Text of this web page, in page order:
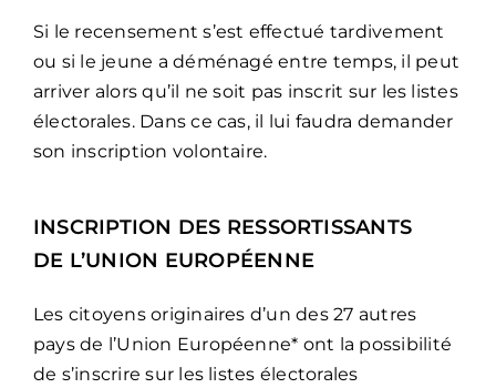
Si le recensement s’est effectué tardivement
ou si le jeune a déménagé entre temps, il peut
arriver alors qu’il ne soit pas inscrit sur les listes
électorales. Dans ce cas, il lui faudra demander
son inscription volontaire.
INSCRIPTION DES RESSORTISSANTS
DE L’UNION EUROPÉENNE
Les citoyens originaires d’un des 27 autres
pays de l’Union Européenne* ont la possibilité
de s’inscrire sur les listes électorales